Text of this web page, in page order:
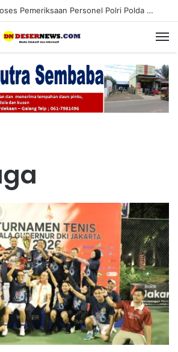
Polri Pastikan Proses Pemeriksaan Personel Polri Polda Aceh Dilaksanakan Secara Profesional dan Transparan